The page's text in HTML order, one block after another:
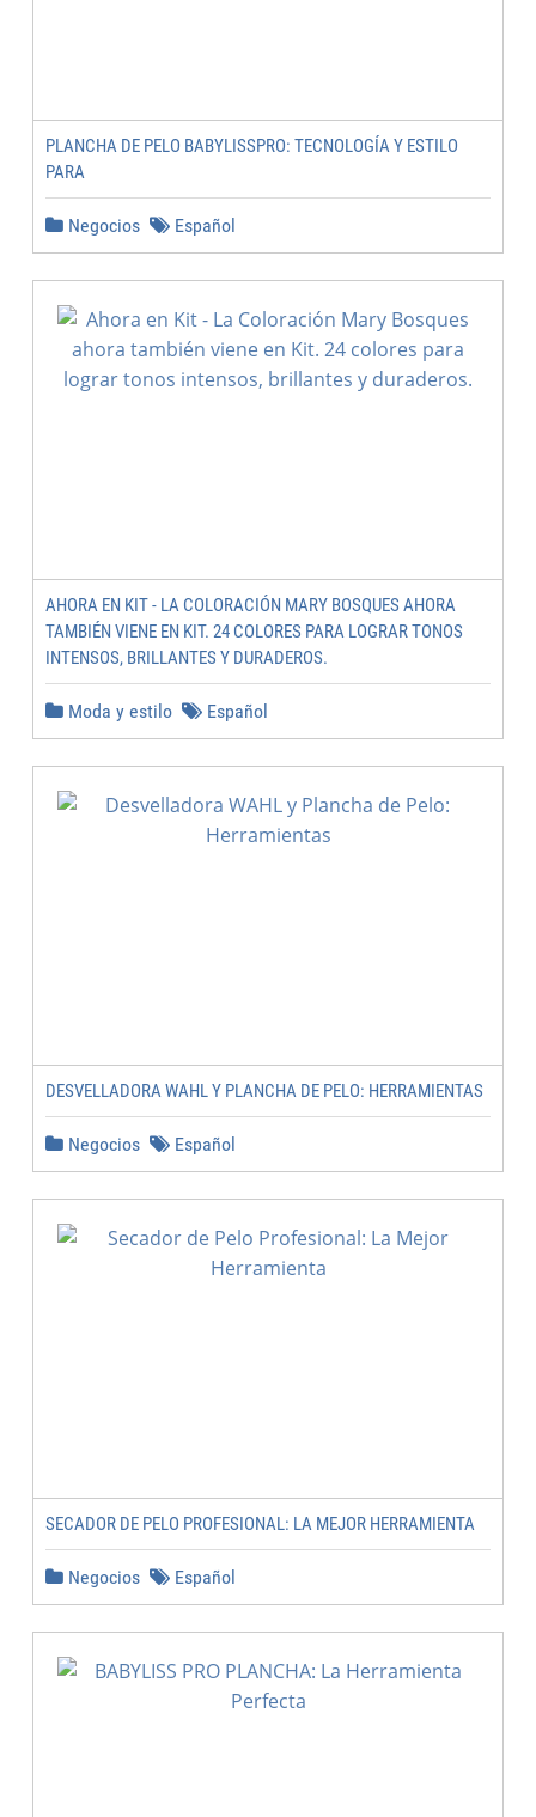
PLANCHA DE PELO BABYLISSPRO: TECNOLOGÍA Y ESTILO
PARA
Negocios Español
AHORA EN KIT - LA COLORACIÓN MARY BOSQUES AHORA
TAMBIÉN VIENE EN KIT. 24 COLORES PARA LOGRAR TONOS
INTENSOS, BRILLANTES Y DURADEROS.
Moda y estilo Español
DESVELLADORA WAHL Y PLANCHA DE PELO: HERRAMIENTAS
Negocios Español
SECADOR DE PELO PROFESIONAL: LA MEJOR HERRAMIENTA
Negocios Español